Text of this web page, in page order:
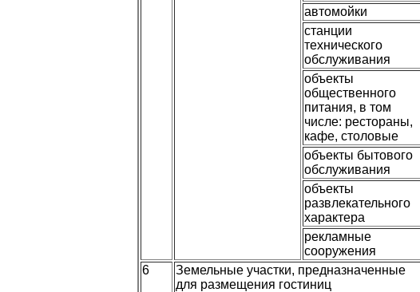
автомойки
станции
технического
обслуживания
объекты
общественного
питания, в том
числе: рестораны,
кафе, столовые
объекты бытового
обслуживания
объекты
развлекательного
характера
рекламные
сооружения
6
Земельные участки, предназначенные
для размещения гостиниц